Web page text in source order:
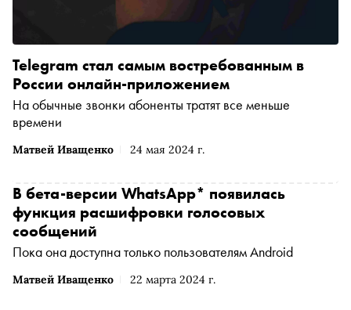
Матвей Иващенко 24 мая 2024 г.
Telegram стал самым востребованным в
России онлайн-приложением
На обычные звонки абоненты тратят все меньше
времени
Матвей Иващенко 22 марта 2024 г.
В бета-версии WhatsApp* появилась
функция расшифровки голосовых
сообщений
Пока она доступна только пользователям Android